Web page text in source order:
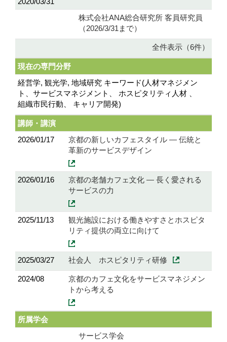
株式会社ANA総合研究所 客員研究員
（2026/3/31まで）
全件表示（6件）
現在の専門分野
経営学, 観光学, 地域研究 キーワード(人材マネジメン
ト、サービスマネジメント、 ホスピタリティ人材 、
組織市民行動、 キャリア開発)
講師・講演
2026/01/17
京都の新しいカフェスタイル ― 伝統と
革新のサービスデザイン
2026/01/16
京都の老舗カフェ文化 ― 長く愛される
サービスの力
2025/11/13
観光施設における働きやすさとホスピタ
リティ提供の両立に向けて
2025/03/27 社会人 ホスピタリティ研修
2024/08
京都のカフェ文化をサービスマネジメン
トから考える
所属学会
サービス学会